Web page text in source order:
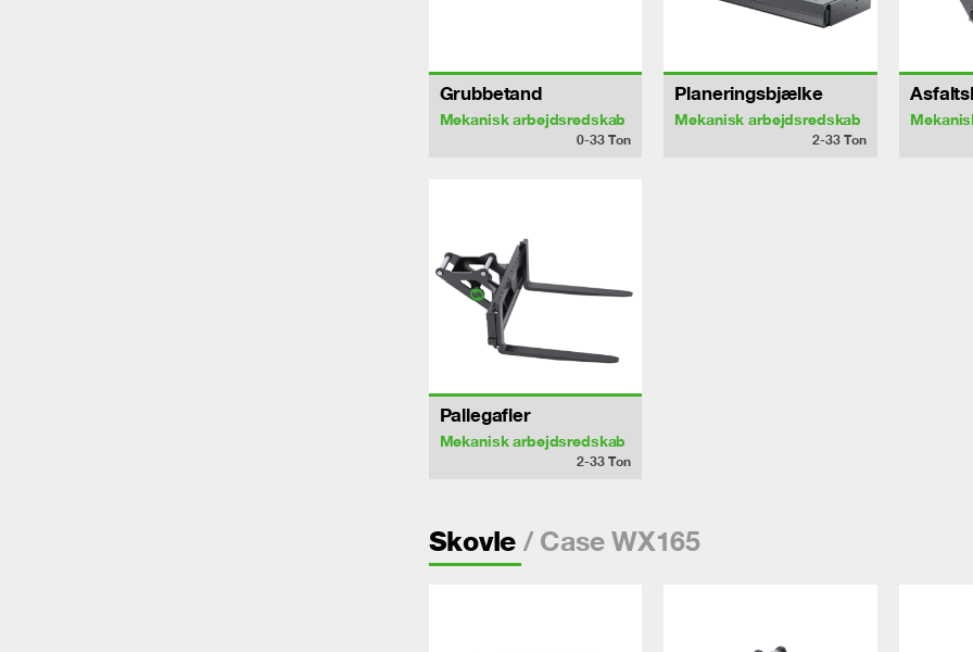
Grubbetand
Mekanisk arbejdsredskab
0-33Ton
Planeringsbjælke
Mekanisk arbejdsredskab
2-33Ton
Pallegafler
Mekanisk arbejdsredskab
2-33Ton
Skovle / Case WX165